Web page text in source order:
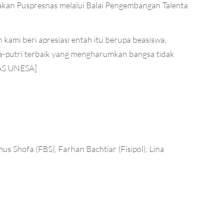
Puspresnas melalui Balai Pengembangan Talenta
beri apresiasi entah itu berupa beasiswa,
putri terbaik yang mengharumkan bangsa tidak
UNESA]
Shofa (FBS), Farhan Bachtiar (Fisipol), Lina